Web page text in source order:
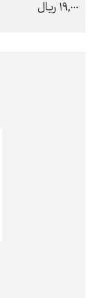
19,000 ريال